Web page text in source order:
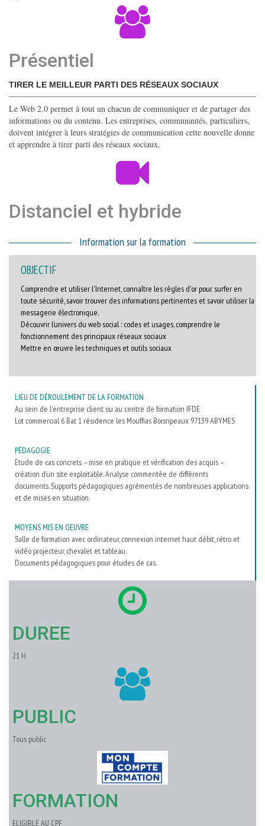
Présentiel
TIRER LE MEILLEUR PARTI DES RÉSEAUX SOCIAUX
Le Web 2.0 permet à tout un chacun de communiquer et de partager des
informations ou du contenu. Les entreprises, communautés, particuliers,
doivent intégrer à leurs stratégies de communication cette nouvelle donne
et apprendre à tirer parti des réseaux sociaux.
Distanciel et hybride
Information sur la formation
OBJECTIF
Comprendre et utiliser l'Internet, connaître les règles d'or pour surfer en
toute sécurité, savoir trouver des informations pertinentes et savoir utiliser la
messagerie électronique.
Découvrir l’univers du web social : codes et usages, comprendre le
fonctionnement des principaux réseaux sociaux
Mettre en œuvre les techniques et outils sociaux
LIEU DE DÉROULEMENT DE LA FORMATION
Au sein de l'entreprise client ou au centre de formation IFDE
Lot commercial 6 Bat 1 résidence les Mouffias Boisripeaux 97139 ABYMES
PÉDAGOGIE
Etude de cas concrets – mise en pratique et vérification des acquis –
création d’un site exploitable. Analyse commentée de différents
documents. Supports pédagogiques agrémentés de nombreuses applications
et de mises en situation.
MOYENS MIS EN OEUVRE
Salle de formation avec ordinateur, connexion internet haut débit, rétro et
vidéo projecteur, chevalet et tableau.
Documents pédagogiques pour études de cas.
DUREE
21 H
PUBLIC
Tous public
FORMATION
ELIGIBLE AU CPF